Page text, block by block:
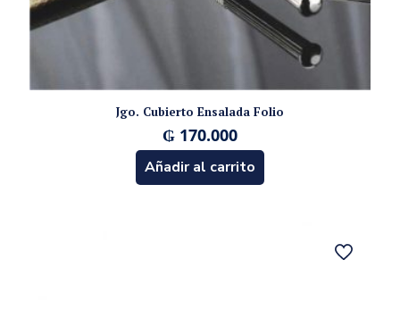
Jgo. Cubierto Ensalada Folio
₲ 170.000
Añadir al carrito